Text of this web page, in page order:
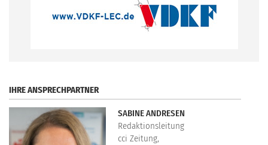
IHRE ANSPRECHPARTNER
SABINE ANDRESEN
Redaktionsleitung
cci Zeitung,